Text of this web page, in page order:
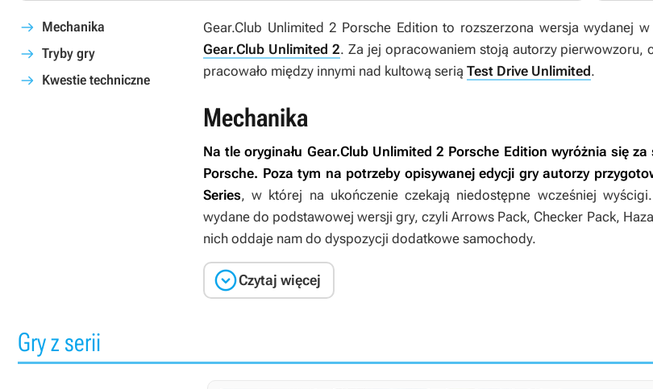
Mechanika
Tryby gry
Kwestie techniczne
Gear.Club Unlimited 2 Porsche Editionto rozszerzona wersja wydanej
Gear.Club Unlimited 2. Za jej opracowaniem stoją autorzy pierwowzoru,
pracowało między innymi nad kultową serią Test Drive Unlimited.
Mechanika
Na tle oryginału Gear.Club Unlimited 2 Porsche Edition wyróżnia się
Porsche. Poza tym na potrzeby opisywanej edycji gry autorzy
Series, w której na ukończenie czekają niedostępne wcześniej
wydane do podstawowej wersji gry, czyliArrows Pack, Checker Pack,
nich oddaje nam do dyspozycji dodatkowe samochody.
Czytaj więcej
Gry z serii